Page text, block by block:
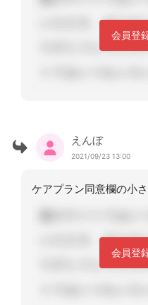
会員登
えんぼ
2021/09/23 13:00
会員登